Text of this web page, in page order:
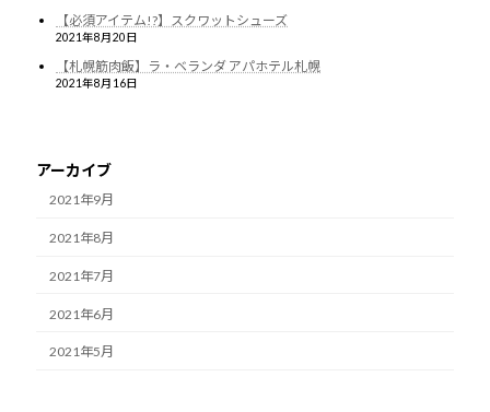
【必須アイテム!?】スクワットシューズ
2021年8月20日
【札幌筋肉飯】ラ・ベランダ アパホテル札幌
2021年8月16日
アーカイブ
2021年9月
2021年8月
2021年7月
2021年6月
2021年5月